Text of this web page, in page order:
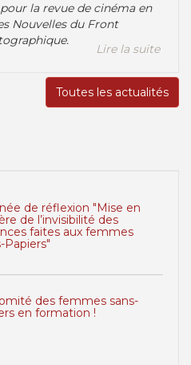
la revue de cinéma en
Nouvelles du Front
Lire la suite
Toutes les actualités
de réflexion "Mise en
de l’invisibilité des
faites aux femmes
Papiers"
des femmes sans-
en formation !